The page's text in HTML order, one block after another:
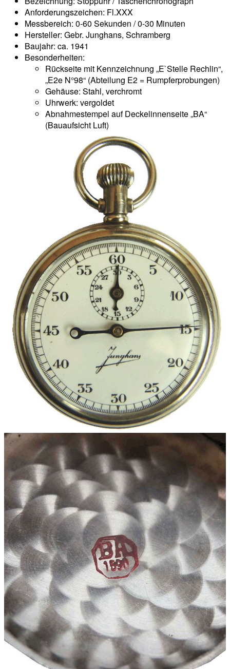
Anforderungszeichen: Fl.XXX
Messbereich: 0-60 Sekunden / 0-30 Minuten
Hersteller: Gebr. Junghans, Schramberg
Baujahr: ca. 1941
Besonderheiten:
Rückseite mit Kennzeichnung „E`Stelle Rechlin“,
„E2e N°98“ (Abteilung E2 = Rumpferprobungen)
Gehäuse: Stahl, verchromt
Uhrwerk: vergoldet
Abnahmestempel auf Deckelinnenseite „BA“
(Bauaufsicht Luft)